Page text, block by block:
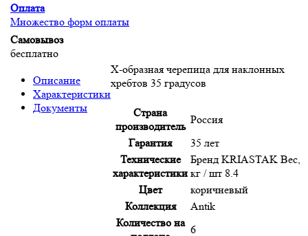
Оплата
Множество форм оплаты
Самовывоз
бесплатно
Описание
Характеристики
Документы
Х-образная черепица для наклонных
хребтов 35 градусов
Страна
производитель
Россия
Гарантия
35 лет
Технические
характеристики
Бренд KRIASTAK Вес,
кг / шт 8.4
Цвет
коричневый
Коллекция
Antik
Количество на
6